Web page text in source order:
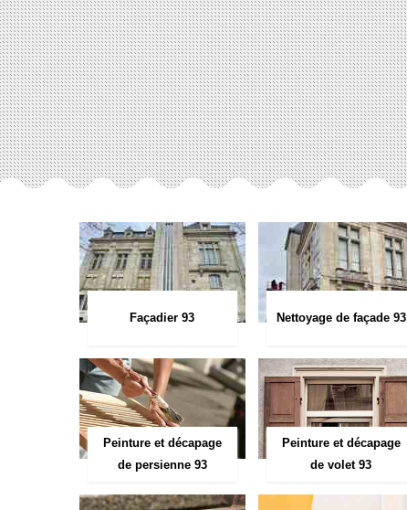
Façadier 93 Nettoyage de façade 93
Peinture et décapage
de persienne 93
Peinture et décapage
de volet 93